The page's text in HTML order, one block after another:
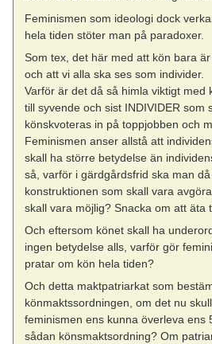
Feminismen som ideologi dock
hela tiden stöter man på paradoxer.
Som tex, det här med att kön bara
och att vi alla ska ses som individer.
Varför är det då så himla viktigt med
till syvende och sist INDIVIDER som
könskvoteras in på toppjobben och
Feminismen anser allstå att
skall ha större betydelse än
så, varför i gärdgårdsfrid ska man
konstruktionen som skall vara
skall vara möjlig? Snacka om att äta
Och eftersom könet skall ha
ingen betydelse alls, varför gör
pratar om kön hela tiden?
Och detta maktpatriarkat som
könmaktssordningen, om det nu
feminismen ens kunna överleva ens
sådan könsmaktsordning? Om